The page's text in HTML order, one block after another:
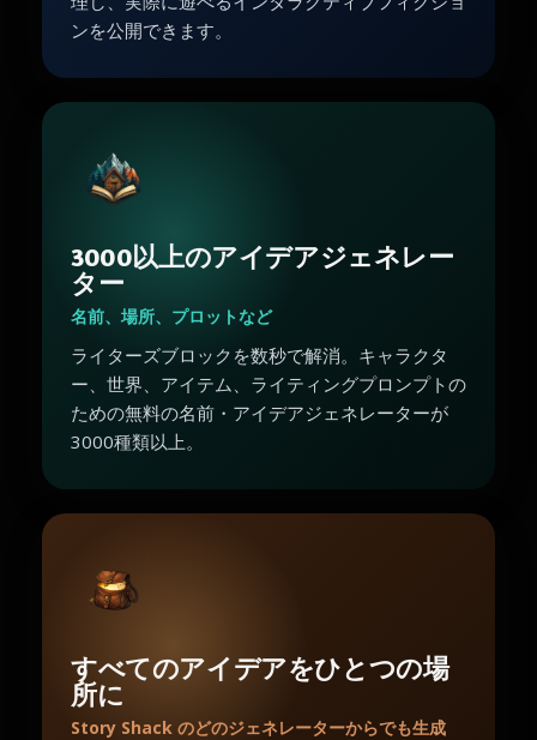
ンを公開できます。
3000以上のアイデアジェネレー
ター
名前、場所、プロットなど
ライターズブロックを数秒で解消。キャラクタ
ー、世界、アイテム、ライティングプロンプトの
ための無料の名前・アイデアジェネレーターが
3000種類以上。
すべてのアイデアをひとつの場
所に
Story Shack のどのジェネレーターからでも生成